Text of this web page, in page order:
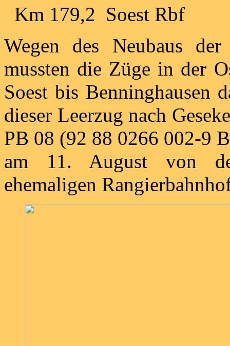
Km 179,2 Soest Rbf
Wegen des Neubaus
mussten die Züge in der
Soest bis Benninghausen
dieser Leerzug nach
PB 08 (92 88 0266 002-9
am 11. August von
ehemaligen